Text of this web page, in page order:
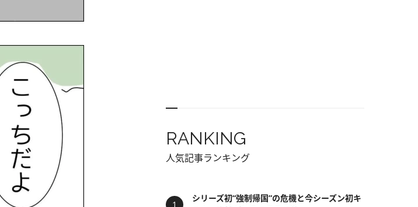
RANKING
人気記事ランキング
シリーズ初“強制帰国”の危機と今シーズン初キ